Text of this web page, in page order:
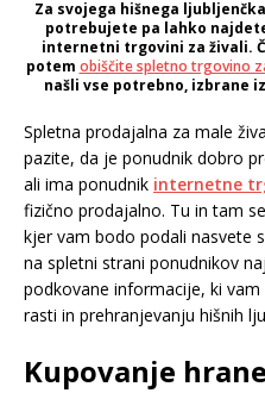
Za svojega hišnega
potrebujete pa lahko
internetni trgovini za živali.
potem obiščite spletno trgovino
našli vse potrebno, izbrane
Spletna prodajalna za male
pazite, da je ponudnik dobro
ali ima ponudnik internetne
fizično prodajalno. Tu in tam
kjer vam bodo podali nasvete
na spletni strani ponudnikov
podkovane informacije, ki
rasti in prehranjevanju hišnih
Kupovanje